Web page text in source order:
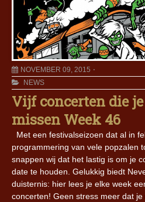
NOVEMBER 09, 2015
NEWS
Vijf concerten die
missen Week 46
Met een festivalseizoen dat al in
programmering van vele popzalen
snappen wij dat het lastig is om je
date te houden. Gelukkig biedt
duisternis: hier lees je elke week
concerten! Geen stress meer dat